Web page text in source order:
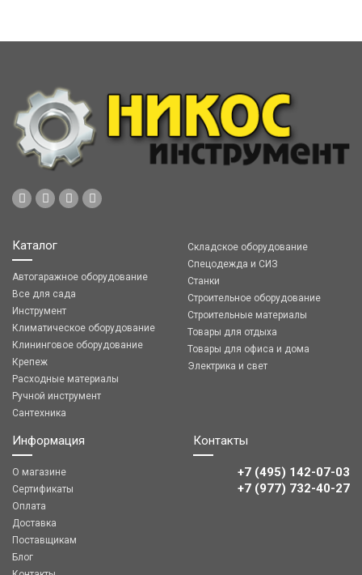
Каталог
Автогаражное оборудование
Все для сада
Инструмент
Климатическое оборудование
Клининговое оборудование
Крепеж
Расходные материалы
Ручной инструмент
Сантехника
Складское оборудование
Спецодежда и СИЗ
Станки
Строительное оборудование
Строительные материалы
Товары для отдыха
Товары для офиса и дома
Электрика и свет
Информация
О магазине
Сертификаты
Оплата
Доставка
Поставщикам
Блог
Контакты
+7 (495) 142-07-03
‎‎+7 (977) 732-40-27